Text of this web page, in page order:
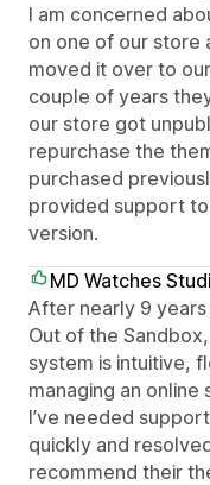
I am concerned
on one of our store
moved it over to
couple of years
our store got
repurchase the
purchased
provided support
version.
MD Watches
After nearly 9
Out of the
system is intuitive,
managing an
I’ve needed
quickly and
recommend their